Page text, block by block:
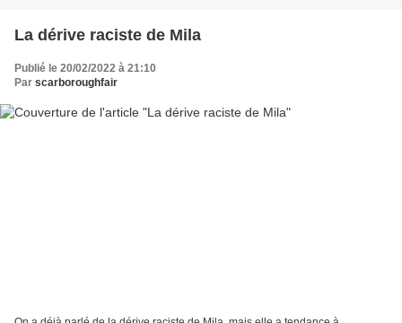
La dérive raciste de Mila
Publié le 20/02/2022 à 21:10
Par scarboroughfair